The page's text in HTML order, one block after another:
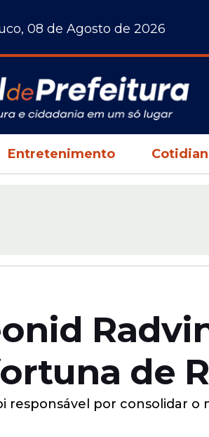
08 de Agosto de 2026
Entretenimento
de
responsável por consolidar